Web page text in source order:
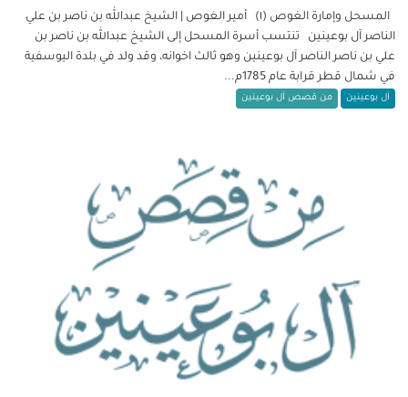
المسحل وإمارة الغوص (١) أمير الغوص | الشيخ عبدالله بن ناصر بن علي
الناصر آل بوعينين تنتسب أسرة المسحل إلى الشيخ عبدالله بن ناصر بن
علي بن ناصر الناصر آل بوعينين وهو ثالث اخوانه، وقد ولد في بلدة اليوسفية
في شمال قطر قرابة عام 1785م...
آل بوعينين من قصص آل بوعينين